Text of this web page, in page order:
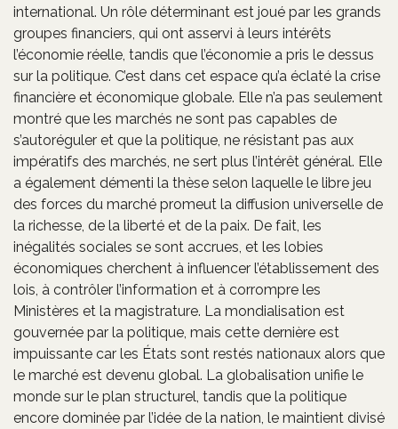
international. Un rôle déterminant est joué par les grands
groupes financiers, qui ont asservi à leurs intérêts
l’économie réelle, tandis que l’économie a pris le dessus
sur la politique. C’est dans cet espace qu’a éclaté la crise
financière et économique globale. Elle n’a pas seulement
montré que les marchés ne sont pas capables de
s’autoréguler et que la politique, ne résistant pas aux
impératifs des marchés, ne sert plus l’intérêt général. Elle
a également démenti la thèse selon laquelle le libre jeu
des forces du marché promeut la diffusion universelle de
la richesse, de la liberté et de la paix. De fait, les
inégalités sociales se sont accrues, et les lobies
économiques cherchent à influencer l’établissement des
lois, à contrôler l’information et à corrompre les
Ministères et la magistrature. La mondialisation est
gouvernée par la politique, mais cette dernière est
impuissante car les États sont restés nationaux alors que
le marché est devenu global. La globalisation unifie le
monde sur le plan structurel, tandis que la politique
encore dominée par l’idée de la nation, le maintient divisé